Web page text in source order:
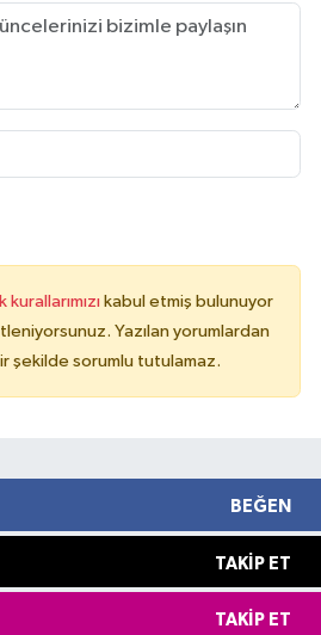
kabul etmiş bulunuyor
Yazılan yorumlardan
şekilde sorumlu tutulamaz.
BEĞEN
TAKIP ET
TAKIP ET